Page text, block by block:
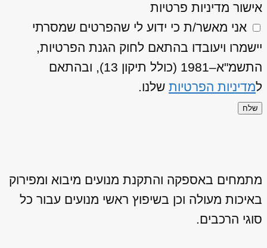
אישור מדיניות פרטיות
אני מאשר/ת כי ידוע לי שהפרטים שמסרתי
יישמרו ויעובדו בהתאם לחוק הגנת הפרטיות,
התשמ"א–1981 (כולל תיקון 13), ובהתאם
למדיניות הפרטיות שלנו.
שלח
מתמחים באספקה והתקנת מנועים מיבוא ומפירוק
באיכות מעולה וכן בשיפוץ ראשי מנועים עבור כל
סוגי הרכבים.